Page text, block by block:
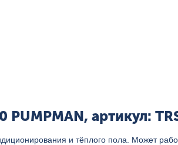
артикул:
и тёплого пола. Может